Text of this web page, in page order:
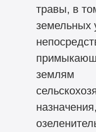
травы, в
земельных
землям